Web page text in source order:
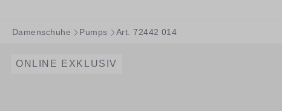
Damenschuhe Pumps Art. 72442 014
ONLINE EXKLUSIV